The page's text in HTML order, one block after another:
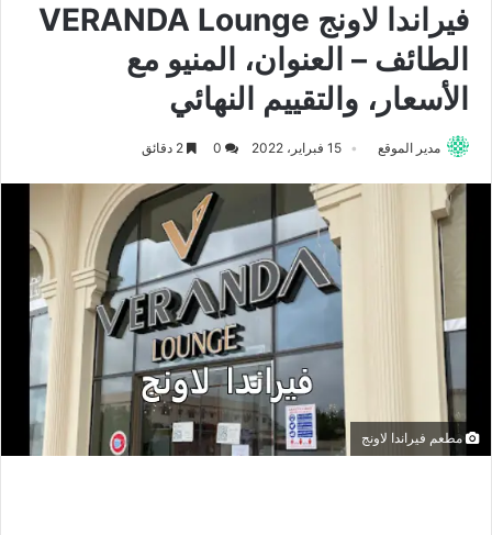
فيراندا لاونج VERANDA Lounge
الطائف – العنوان، المنيو مع
الأسعار، والتقييم النهائي
مدير الموقع 15 فبراير، 2022
مطعم فيراندا لاونج